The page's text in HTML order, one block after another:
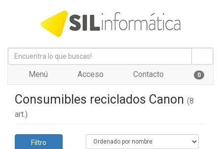
Menú Acceso Contacto 0
Consumibles reciclados Canon (8
art.)
Filtro